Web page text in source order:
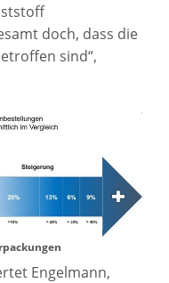
doch, dass die
sind“,
Engelmann,